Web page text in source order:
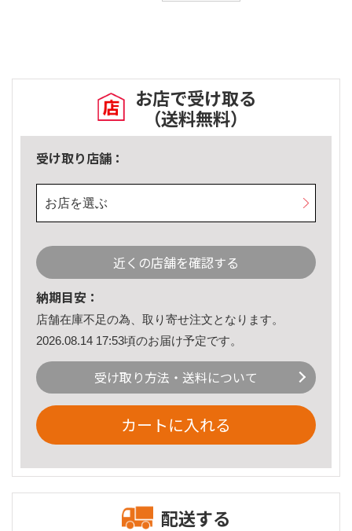
お店で受け取る
（送料無料）
受け取り店舗：
お店を選ぶ
近くの店舗を確認する
納期目安：
店舗在庫不足の為、取り寄せ注文となります。
2026.08.14 17:53頃のお届け予定です。
受け取り方法・送料について
カートに入れる
配送する